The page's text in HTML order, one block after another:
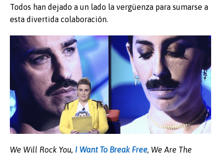
Todos han dejado a un lado la vergüenza para sumarse a
esta divertida colaboración.
We Will Rock You, I Want To Break Free, We Are The